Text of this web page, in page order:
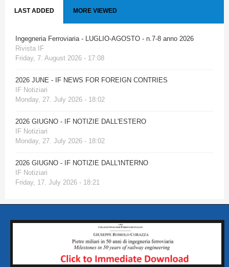
LAST ADDED MORE VIEWED
Ingegneria Ferroviaria - LUGLIO-AGOSTO - n.7-8 anno 2026
Rivista IF
Friday, 7. August 2026 - 17:08
2026 JUNE - IF NEWS FOR FOREIGN CONTRIES
IF Notiziari
Monday, 27. July 2026 - 18:02
2026 GIUGNO - IF NOTIZIE DALL'ESTERO
IF Notiziari
Monday, 27. July 2026 - 18:02
2026 GIUGNO - IF NOTIZIE DALL'INTERNO
IF Notiziari
Friday, 17. July 2026 - 18:21